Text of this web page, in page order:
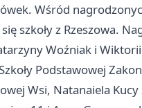
Wśród
się szkoły z Rzeszowa.
Woźniak i
Podstawowej
Wsi, Natanaiela Kucy